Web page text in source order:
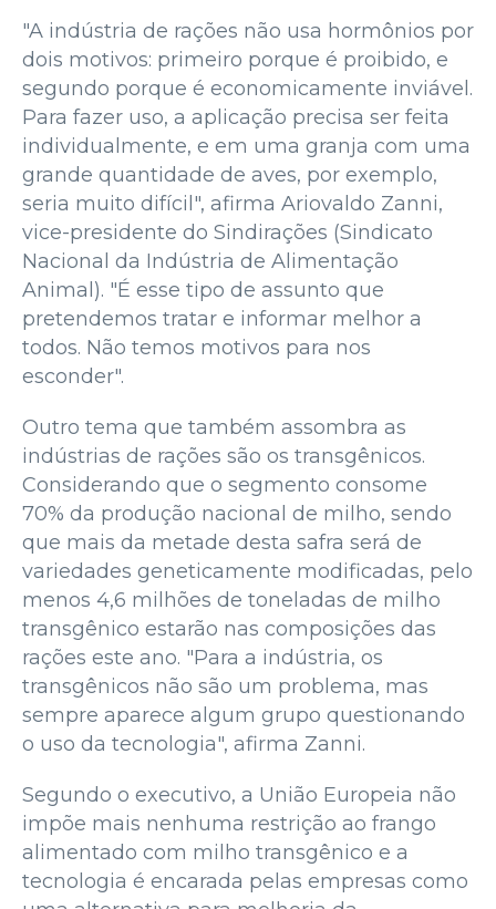
"A indústria de rações não usa hormônios por
dois motivos: primeiro porque é proibido, e
segundo porque é economicamente inviável.
Para fazer uso, a aplicação precisa ser feita
individualmente, e em uma granja com uma
grande quantidade de aves, por exemplo,
seria muito difícil", afirma Ariovaldo Zanni,
vice-presidente do Sindirações (Sindicato
Nacional da Indústria de Alimentação
Animal). "É esse tipo de assunto que
pretendemos tratar e informar melhor a
todos. Não temos motivos para nos
esconder".
Outro tema que também assombra as
indústrias de rações são os transgênicos.
Considerando que o segmento consome
70% da produção nacional de milho, sendo
que mais da metade desta safra será de
variedades geneticamente modificadas, pelo
menos 4,6 milhões de toneladas de milho
transgênico estarão nas composições das
rações este ano. "Para a indústria, os
transgênicos não são um problema, mas
sempre aparece algum grupo questionando
o uso da tecnologia", afirma Zanni.
Segundo o executivo, a União Europeia não
impõe mais nenhuma restrição ao frango
alimentado com milho transgênico e a
tecnologia é encarada pelas empresas como